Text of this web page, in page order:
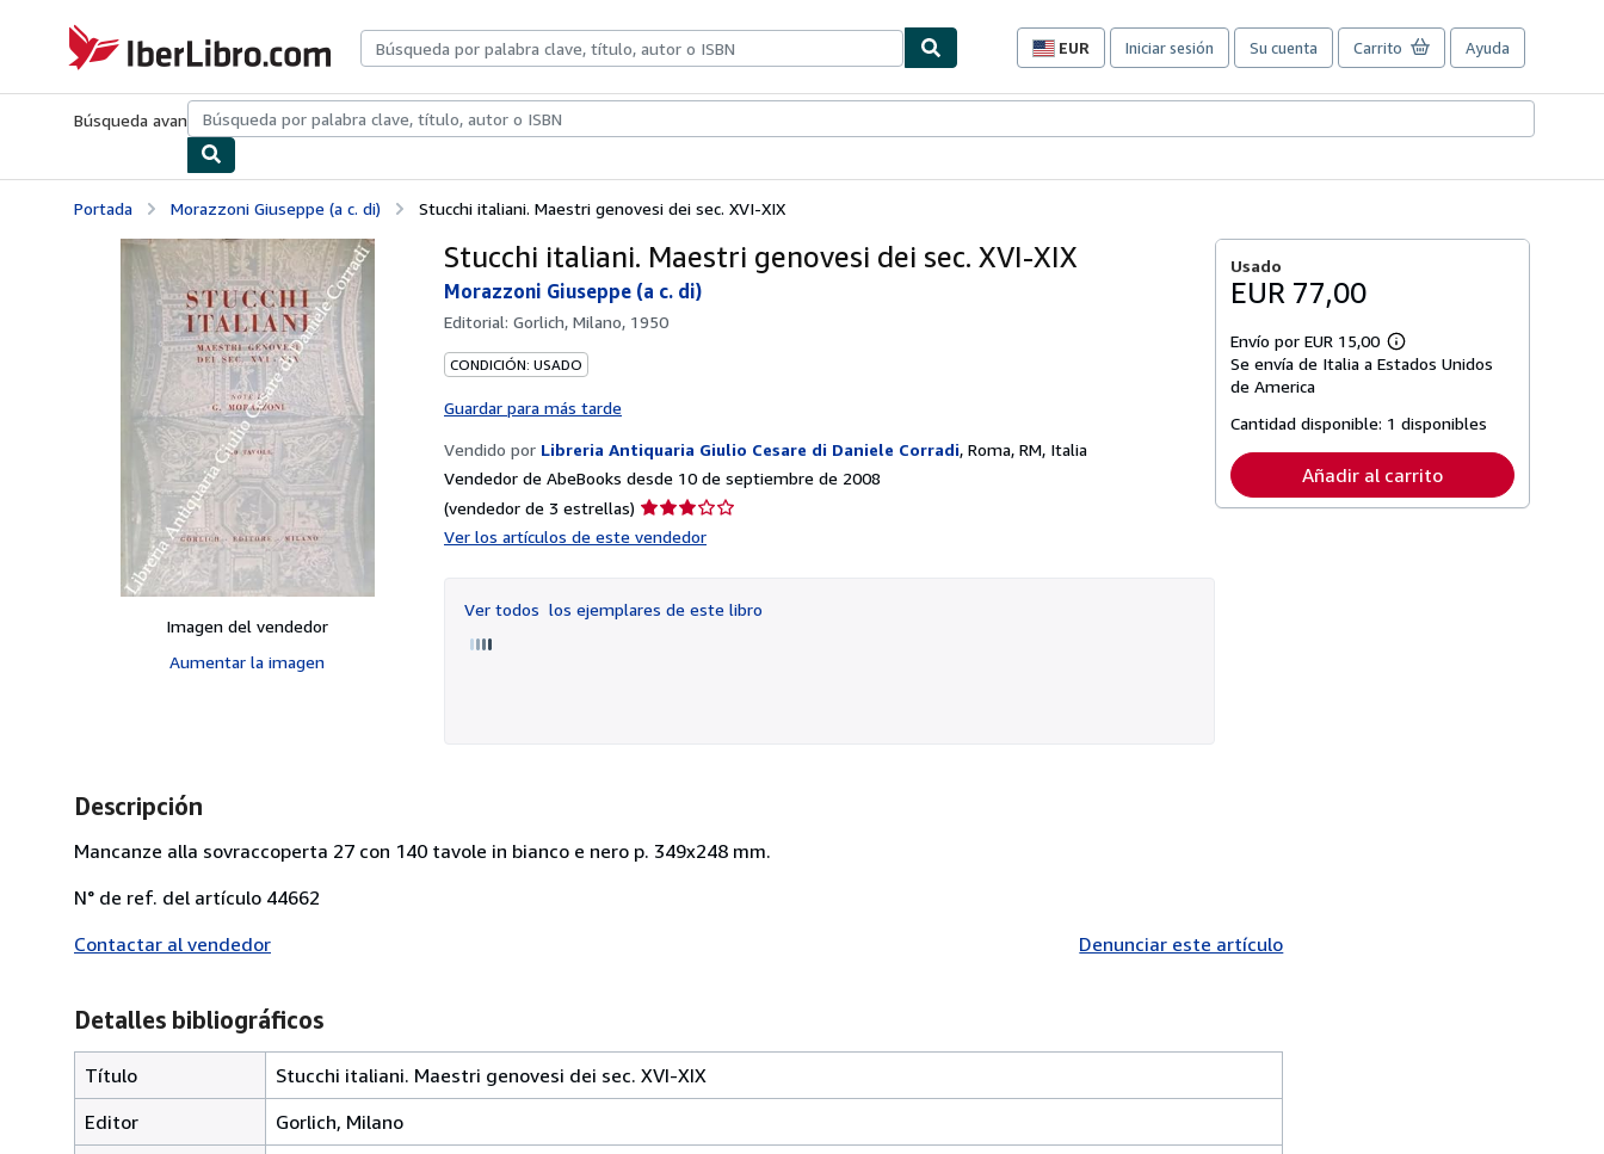
IberLibro.com
EUR
Preferencias
compra
sitio.
Iniciar sesión Su cuenta Carrito Ayuda
Búsqueda avanzadaColecciones Libros antiguosArte y coleccionismo
Portada Morazzoni Giuseppe (a c. di) Stucchi italiani. Maestri genovesi dei sec. XVI-XIX
Imagen del vendedor
Aumentar la imagen
Stucchi italiani. Maestri genovesi dei sec. XVI-XIX
Morazzoni Giuseppe (a c. di)
Editorial: Gorlich, Milano, 1950
CONDICIÓN: USADO
Guardar para más tarde
Vendido por Libreria Antiquaria Giulio Cesare di Daniele Corradi, Roma, RM, Italia
Vendedor de AbeBooks desde 10 de septiembre de 2008
(vendedor de 3 estrellas) Calificación
Ver los artículos de este vendedor
Ver todos los ejemplares de este libro
Usado
EUR 77,00
Envío por EUR 15,00
Más
información
tarifas
envío
Se envía de Italia a Estados Unidos
de America
Cantidad disponible: 1 disponibles
Añadir al carrito
Descripción
Mancanze alla sovraccoperta 27 con 140 tavole in bianco e nero p. 349x248 mm.
N° de ref. del artículo 44662
Contactar al vendedor
Denunciar este artículo
Detalles bibliográficos
Título
Stucchi italiani. Maestri genovesi dei sec. XVI-XIX
Editor
Gorlich, Milano